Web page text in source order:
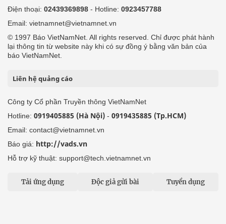
Điện thoại: 02439369898 - Hotline: 0923457788
Email: vietnamnet@vietnamnet.vn
© 1997 Báo VietNamNet. All rights reserved. Chỉ được phát hành
lại thông tin từ website này khi có sự đồng ý bằng văn bản của
báo VietNamNet.
Liên hệ quảng cáo
Công ty Cổ phần Truyền thông VietNamNet
Hotline: 0919405885 (Hà Nội) - 0919435885 (Tp.HCM)
Email: contact@vietnamnet.vn
Báo giá: http://vads.vn
Hỗ trợ kỹ thuật: support@tech.vietnamnet.vn
Tải ứng dụng Độc giả gửi bài Tuyển dụng